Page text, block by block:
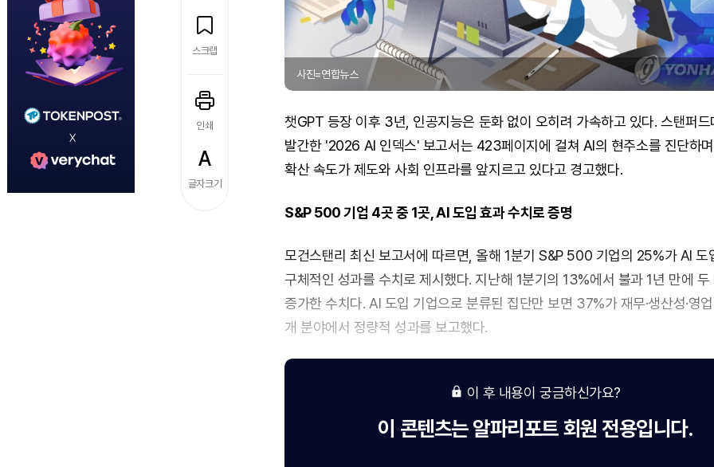
스크랩
인쇄
글자크기
사진=연합뉴스
챗GPT 등장 이후 3년, 인공지능은 둔화 없이 오히려 가속하고 있다. 스탠퍼드
발간한 '2026 AI 인덱스' 보고서는 423페이지에 걸쳐 AI의 현주소를 진단하
확산 속도가 제도와 사회 인프라를 앞지르고 있다고 경고했다.
S&P 500 기업 4곳 중 1곳, AI 도입 효과 수치로 증명
모건스탠리 최신 보고서에 따르면, 올해 1분기 S&P 500 기업의 25%가 AI 도
구체적인 성과를 수치로 제시했다. 지난해 1분기의 13%에서 불과 1년 만에 두
증가한 수치다. AI 도입 기업으로 분류된 집단만 보면 37%가 재무·생산성·영
개 분야에서 정량적 성과를 보고했다.
이 후 내용이 궁금하신가요?
이 콘텐츠는알파리포트회원 전용입니다.